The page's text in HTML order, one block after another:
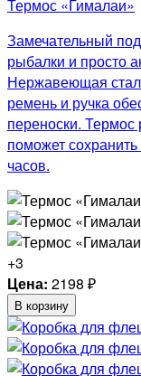
Термос «Гималаи»
Замечательный
рыбалки и просто
Нержавеющая
ремень и ручка
переноски.
поможет
часов.
+3
Цена: 2198 ₽
В корзину